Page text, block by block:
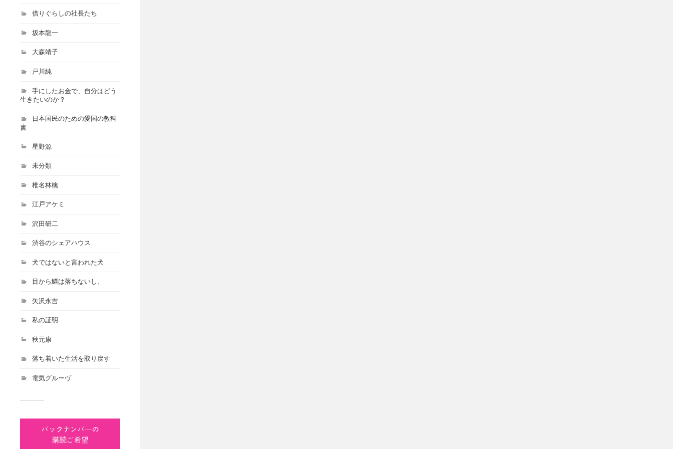
借りぐらしの社長たち
坂本龍一
大森靖子
戸川純
手にしたお金で、自分はどう
生きたいのか？
日本国民のための愛国の教科
書
星野源
未分類
椎名林檎
江戸アケミ
沢田研二
渋谷のシェアハウス
犬ではないと言われた犬
目から鱗は落ちないし、
矢沢永吉
私の証明
秋元康
落ち着いた生活を取り戻す
電気グルーヴ